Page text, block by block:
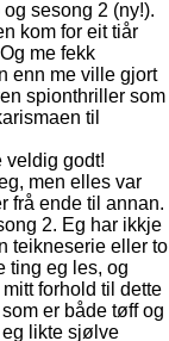
sesong 2 (ny!).
kom for eit tiår
me fekk
enn me ville gjort
spionthriller som
til
veldig godt!
men elles var
frå ende til annan.
2. Eg har ikkje
teikneserie eller to
ting eg les, og
forhold til dette
er både tøff og
eg likte sjølve